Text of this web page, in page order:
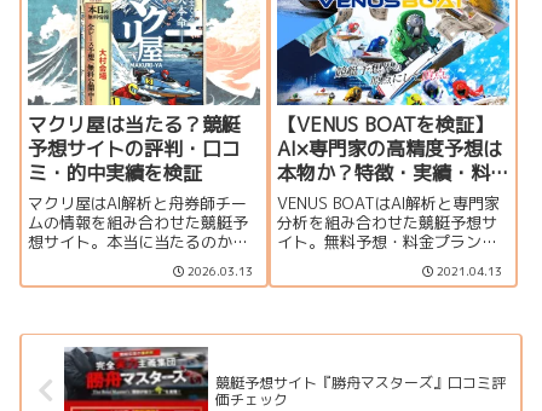
マクリ屋は当たる？競艇
予想サイトの評判・口コ
ミ・的中実績を検証
マクリ屋はAI解析と舟券師チー
ムの情報を組み合わせた競艇予
想サイト。本当に当たるのかを
検証し、特徴・的中実績・口コ
ミ・料金（調査中）・登録方法
点もまとめました。
2026.03.13
【VENUS BOATを検証】
AI×専門家の高精度予想は
本物か？特徴・実績・料
金を徹底解説
VENUS BOATはAI解析と専門家
分析を組み合わせた競艇予想サ
イト。無料予想・料金プラン・
的中実績・口コミを丁寧に紹
介。
2021.04.13
競艇予想サイト『勝舟マスターズ』口コミ評
価チェック